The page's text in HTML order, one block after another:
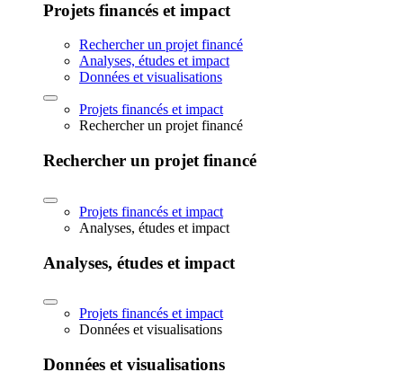
Projets financés et impact
Rechercher un projet financé
Analyses, études et impact
Données et visualisations
Projets financés et impact
Rechercher un projet financé
Rechercher un projet financé
Projets financés et impact
Analyses, études et impact
Analyses, études et impact
Projets financés et impact
Données et visualisations
Données et visualisations